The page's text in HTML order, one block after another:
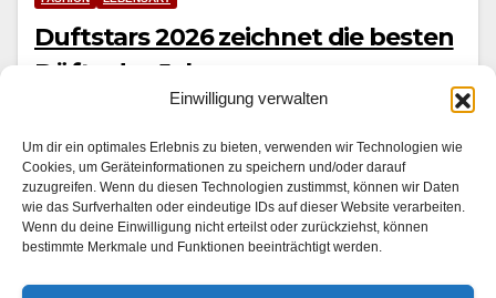
Einwilligung verwalten
Um dir ein optimales Erlebnis zu bieten, verwenden wir Technologien wie
Cookies, um Geräteinformationen zu speichern und/oder darauf
zuzugreifen. Wenn du diesen Technologien zustimmst, können wir Daten
wie das Surfverhalten oder eindeutige IDs auf dieser Website verarbeiten.
Wenn du deine Einwilligung nicht erteilst oder zurückziehst, können
bestimmte Merkmale und Funktionen beeinträchtigt werden.
Duftstars 2026 zeichnet die besten
Düfte des Jahres
Sylvie Meis, Jochen Schropp und Jeannine
Michaelsen bei den Duftstars 2026 Die deutsche Duft­
branche feierte im Juni 2026 in Düs­sel­dorf die hohe
Kun­st der Par­fums: Bei der Ver­lei­hung des
Deutschen…